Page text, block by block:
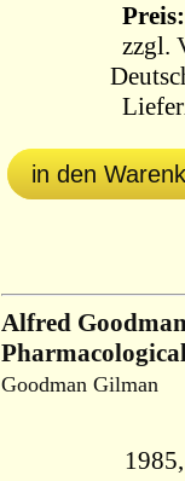
zzgl.
in den
Alfred
Goodman Gilman